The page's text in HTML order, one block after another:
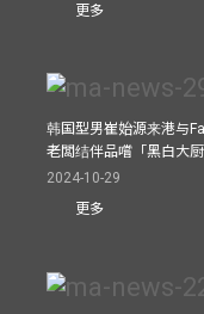
更多
韩国型男崔始源来港与
老闆结伴品嚐「黑白大
2024-10-29
更多